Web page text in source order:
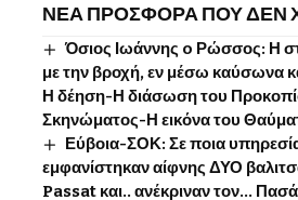
ΝΕΑ ΠΡΟΣΦΟΡΑ ΠΟΥ ΔΕΝ
Όσιος Ιωάννης o Ρώσσος: Η
με την βροχή, εν μέσω καύσωνα
Η δέηση-Η διάσωση του
Σκηνώματος-Η εικόνα του
Εύβοια-ΣΟΚ: Σε ποια
εμφανίστηκαν αίφνης ΔΥΟ
Passat και.. ανέκριναν τον…